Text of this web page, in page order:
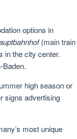
options in
(main train
in the city center.
Baden.
high season or
signs advertising
most unique